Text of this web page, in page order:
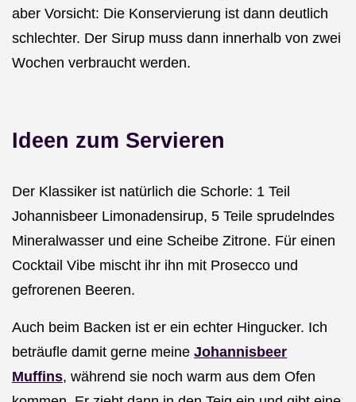
aber Vorsicht: Die Konservierung ist dann deutlich
schlechter. Der Sirup muss dann innerhalb von zwei
Wochen verbraucht werden.
Ideen zum Servieren
Der Klassiker ist natürlich die Schorle: 1 Teil
Johannisbeer Limonadensirup, 5 Teile sprudelndes
Mineralwasser und eine Scheibe Zitrone. Für einen
Cocktail Vibe mischt ihr ihn mit Prosecco und
gefrorenen Beeren.
Auch beim Backen ist er ein echter Hingucker. Ich
beträufle damit gerne meine Johannisbeer
Muffins, während sie noch warm aus dem Ofen